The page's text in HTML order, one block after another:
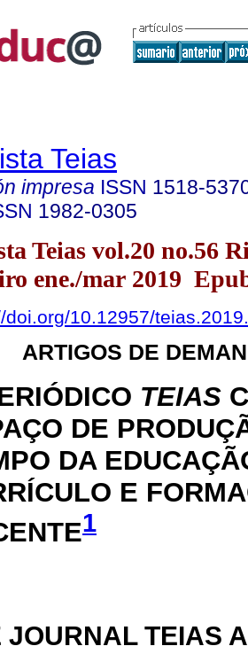
Teias
impresa ISSN 1518-
1982-0305
Teias vol.20 no.56
ene./mar 2019
doi.org/10.12957/
ARTIGOS DE
TEIAS
DE
DA
E
1
JOURNAL TEIAS